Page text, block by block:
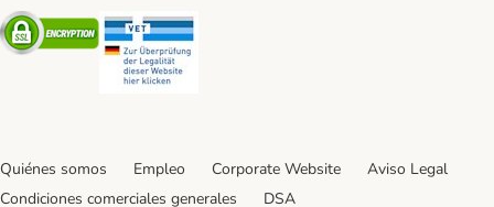
Security
Quiénes somos Empleo Corporate Website
Aviso Legal
Condiciones comerciales generales
DSA